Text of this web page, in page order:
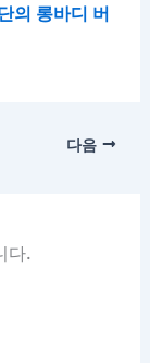
의 롱바디 버
다음
다.